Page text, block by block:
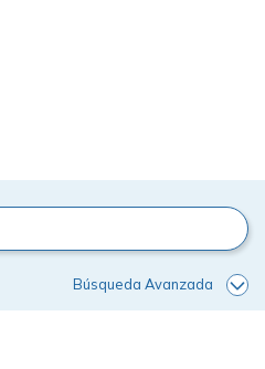
Búsqueda Avanzada